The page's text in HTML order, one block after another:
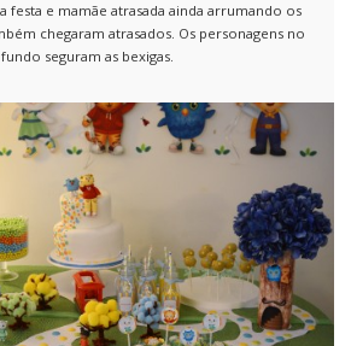
festa e mamãe atrasada ainda arrumando os
chegaram atrasados. Os personagens no
fundo seguram as bexigas.